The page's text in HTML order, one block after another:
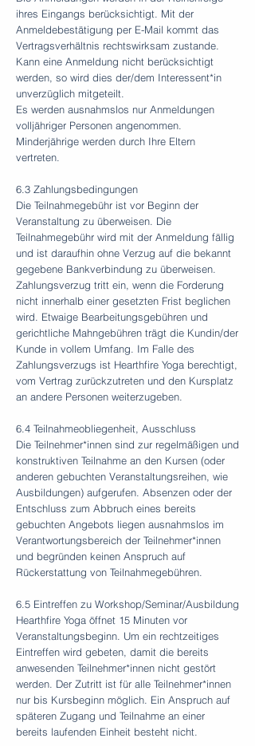
ihres Eingangs berücksichtigt. Mit der
Anmeldebestätigung per E-Mail kommt das
Vertragsverhältnis rechtswirksam zustande.
Kann eine Anmeldung nicht berücksichtigt
werden, so wird dies der/dem Interessent*in
unverzüglich mitgeteilt.
Es werden ausnahmslos nur Anmeldungen
volljähriger Personen angenommen.
Minderjährige werden durch Ihre Eltern
vertreten.
6.3 Zahlungsbedingungen
Die Teilnahmegebühr ist vor Beginn der
Veranstaltung zu überweisen. Die
Teilnahmegebühr wird mit der Anmeldung fällig
und ist daraufhin ohne Verzug auf die bekannt
gegebene Bankverbindung zu überweisen.
Zahlungsverzug tritt ein, wenn die Forderung
nicht innerhalb einer gesetzten Frist beglichen
wird. Etwaige Bearbeitungsgebühren und
gerichtliche Mahngebühren trägt die Kundin/der
Kunde in vollem Umfang. Im Falle des
Zahlungsverzugs ist Hearthfire Yoga berechtigt,
vom Vertrag zurückzutreten und den Kursplatz
an andere Personen weiterzugeben.
6.4 Teilnahmeobliegenheit, Ausschluss
Die Teilnehmer*innen sind zur regelmäßigen und
konstruktiven Teilnahme an den Kursen (oder
anderen gebuchten Veranstaltungsreihen, wie
Ausbildungen) aufgerufen. Absenzen oder der
Entschluss zum Abbruch eines bereits
gebuchten Angebots liegen ausnahmslos im
Verantwortungsbereich der Teilnehmer*innen
und begründen keinen Anspruch auf
Rückerstattung von Teilnahmegebühren.
6.5 Eintreffen zu Workshop/Seminar/Ausbildung
Hearthfire Yoga öffnet 15 Minuten vor
Veranstaltungsbeginn. Um ein rechtzeitiges
Eintreffen wird gebeten, damit die bereits
anwesenden Teilnehmer*innen nicht gestört
werden. Der Zutritt ist für alle Teilnehmer*innen
nur bis Kursbeginn möglich. Ein Anspruch auf
späteren Zugang und Teilnahme an einer
bereits laufenden Einheit besteht nicht.